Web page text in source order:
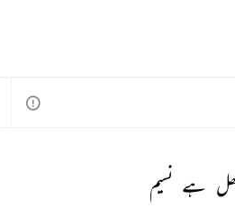
ہے نسیم